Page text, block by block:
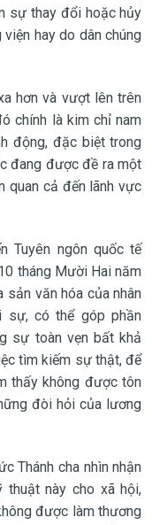
sự thay đổi hoặc hủy
hay do dân chúng
hơn và vượt lên trên
chính là kim chỉ nam
động, đặc biệt trong
đang được đề ra một
quan cả đến lãnh vực
Tuyên ngôn quốc tế
tháng Mười Hai năm
sản văn hóa của nhân
sự, có thể góp phần
sự toàn vẹn bất khả
tìm kiếm sự thật, để
thấy không được tôn
đòi hỏi của lương
Thánh cha nhìn nhận
này cho xã hội,
được làm thương